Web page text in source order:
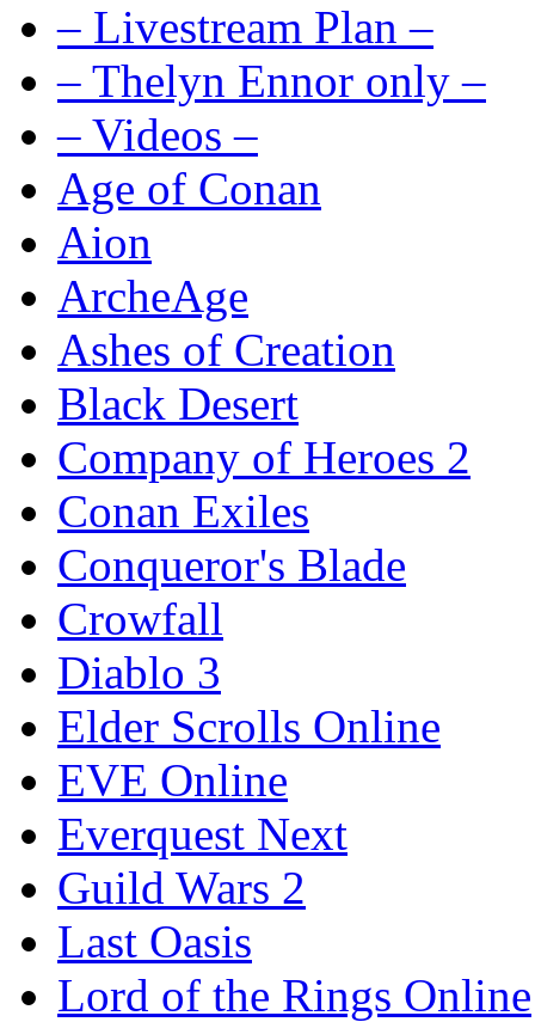
– Livestream Plan –
– Thelyn Ennor only –
– Videos –
Age of Conan
Aion
ArcheAge
Ashes of Creation
Black Desert
Company of Heroes 2
Conan Exiles
Conqueror's Blade
Crowfall
Diablo 3
Elder Scrolls Online
EVE Online
Everquest Next
Guild Wars 2
Last Oasis
Lord of the Rings Online